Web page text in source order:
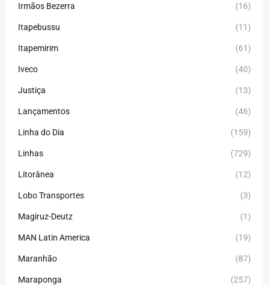
Irmãos Bezerra (16)
Itapebussu (11)
Itapemirim (61)
Iveco (40)
Justiça (13)
Lançamentos (46)
Linha do Dia (159)
Linhas (729)
Litorânea (12)
Lobo Transportes (3)
Magiruz-Deutz (1)
MAN Latin America (19)
Maranhão (87)
Maraponga (257)